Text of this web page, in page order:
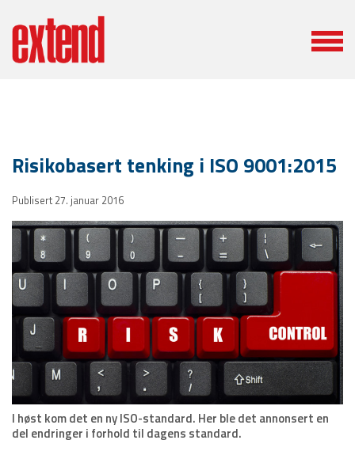
Risikobasert tenking i ISO 9001:2015
Publisert 27. januar 2016
I høst kom det en ny ISO-standard. Her ble det annonsert en
del endringer i forhold til dagens standard.